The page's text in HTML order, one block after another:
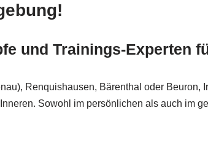
und Trainings-Experten
Renquishausen, Bärenthal oder
Sowohl im persönlichen als auch im